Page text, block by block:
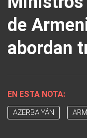
de
abordan
EN ESTA NOTA:
AZERBAIYÁN